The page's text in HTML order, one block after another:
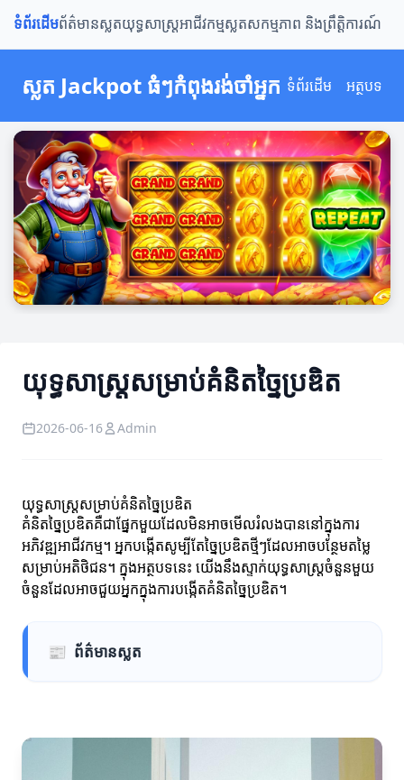
ទំព័រដើមព័ត៌មានស្លតយុទ្ធសាស្ត្រអាជីវកម្មស្លតសកម្មភាព និងព្រឹត្តិការណ៍
ស្លត Jackpot ធំៗកំពុងរង់ចាំអ្នក ទំព័រដើម អត្ថបទ
យុទ្ធសាស្ត្រសម្រាប់គំនិតច្នៃប្រឌិត
2026-06-16 Admin
យុទ្ធសាស្ត្រសម្រាប់គំនិតច្នៃប្រឌិត
គំនិតច្នៃប្រឌិតគឺជាផ្នែកមួយដែលមិនអាចមើលរំលងបាននៅក្នុងការ
អភិវឌ្ឍអាជីវកម្ម។ អ្នកបង្កើតសូម្បីតែច្នៃប្រឌិតថ្មីៗដែលអាចបន្ថែមតម្លៃ
សម្រាប់អតិថិជន។ ក្នុងអត្ថបទនេះ យើងនឹងស្ទាក់យុទ្ធសាស្ត្រចំនួនមួយ
ចំនួនដែលអាចជួយអ្នកក្នុងការបង្កើតគំនិតច្នៃប្រឌិត។
📰 ព័ត៌មានស្លត